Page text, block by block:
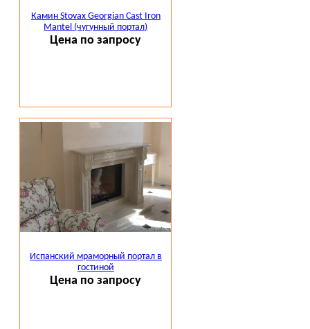
Камин Stovax Georgian Cast Iron
Mantel (чугунный портал)
Цена по запросу
Испанский мраморный портал в
гостиной
Цена по запросу